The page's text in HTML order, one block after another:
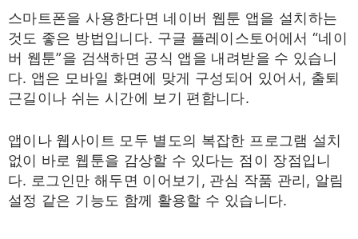
스마트폰을 사용한다면 네이버 웹툰 앱을 설치하는
것도 좋은 방법입니다. 구글 플레이스토어에서 “네이
버 웹툰”을 검색하면 공식 앱을 내려받을 수 있습니
다. 앱은 모바일 화면에 맞게 구성되어 있어서, 출퇴
근길이나 쉬는 시간에 보기 편합니다.
앱이나 웹사이트 모두 별도의 복잡한 프로그램 설치
없이 바로 웹툰을 감상할 수 있다는 점이 장점입니
다. 로그인만 해두면 이어보기, 관심 작품 관리, 알림
설정 같은 기능도 함께 활용할 수 있습니다.